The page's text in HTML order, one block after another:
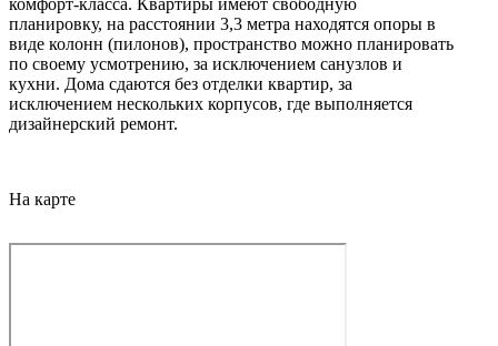
планировку, на расстоянии 3,3 метра находятся опоры в
виде колонн (пилонов), пространство можно планировать
по своему усмотрению, за исключением санузлов и
кухни. Дома сдаются без отделки квартир, за
исключением нескольких корпусов, где выполняется
дизайнерский ремонт.
На карте